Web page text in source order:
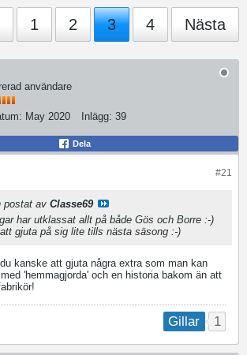
1 2 3 4 Nästa
användare
May 2020 Inlägg: 39
Dela
#21
postat av Classe69
har utklassat allt på både Gös och Borre :-)
gjuta på sig lite tills nästa säsong :-)
kanske att gjuta några extra som man kan
'hemmagjorda' och en historia bakom än att
Gillar 1